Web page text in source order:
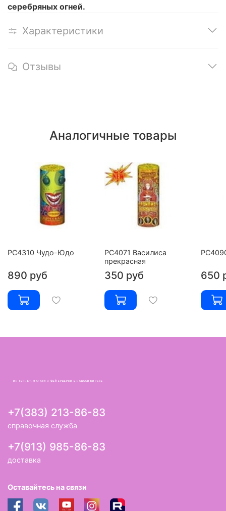
серебряных огней.
Характеристики
Отзывы
Аналогичные товары
РС4310 Чудо-Юдо
890 руб
РС4071 Василиса
прекрасная
350 руб 650
ИНТЕРНЕТ-МАГАЗИН ФЕЙЕРВЕРКИ В НОВОСИБИРСКЕ
+7(383) 213-86-83
справочная служба
+7(913) 985-86-83
доставка
Оставайтесь на связи